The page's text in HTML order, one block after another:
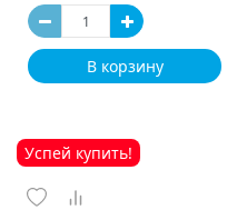
В корзину
Успей купить!